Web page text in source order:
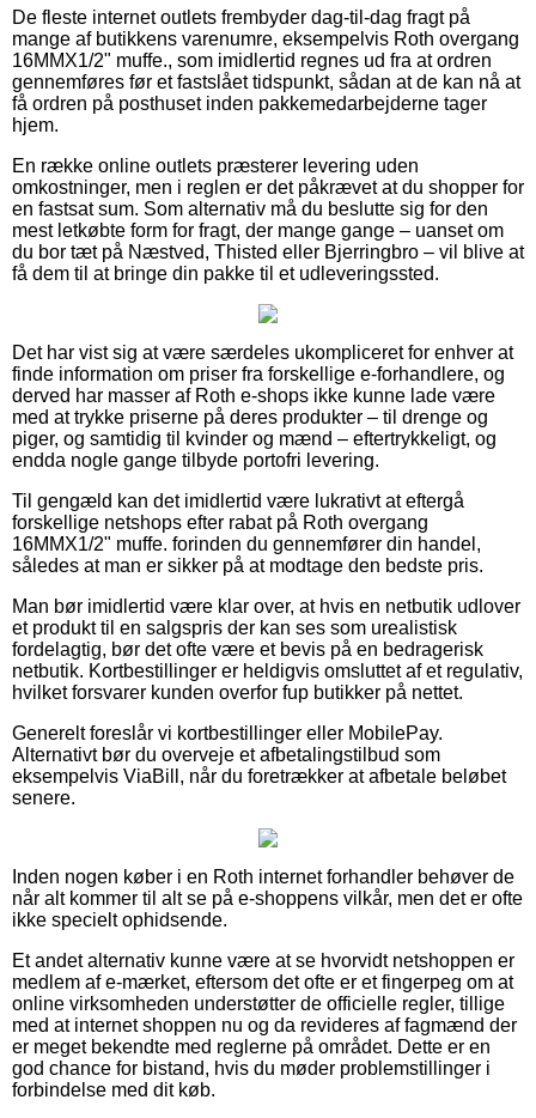
De fleste internet outlets frembyder dag-til-dag fragt på
mange af butikkens varenumre, eksempelvis Roth overgang
16MMX1/2" muffe., som imidlertid regnes ud fra at ordren
gennemføres før et fastslået tidspunkt, sådan at de kan nå at
få ordren på posthuset inden pakkemedarbejderne tager
hjem.
En række online outlets præsterer levering uden
omkostninger, men i reglen er det påkrævet at du shopper for
en fastsat sum. Som alternativ må du beslutte sig for den
mest letkøbte form for fragt, der mange gange – uanset om
du bor tæt på Næstved, Thisted eller Bjerringbro – vil blive at
få dem til at bringe din pakke til et udleveringssted.
Det har vist sig at være særdeles ukompliceret for enhver at
finde information om priser fra forskellige e-forhandlere, og
derved har masser af Roth e-shops ikke kunne lade være
med at trykke priserne på deres produkter – til drenge og
piger, og samtidig til kvinder og mænd – eftertrykkeligt, og
endda nogle gange tilbyde portofri levering.
Til gengæld kan det imidlertid være lukrativt at eftergå
forskellige netshops efter rabat på Roth overgang
16MMX1/2" muffe. forinden du gennemfører din handel,
således at man er sikker på at modtage den bedste pris.
Man bør imidlertid være klar over, at hvis en netbutik udlover
et produkt til en salgspris der kan ses som urealistisk
fordelagtig, bør det ofte være et bevis på en bedragerisk
netbutik. Kortbestillinger er heldigvis omsluttet af et regulativ,
hvilket forsvarer kunden overfor fup butikker på nettet.
Generelt foreslår vi kortbestillinger eller MobilePay.
Alternativt bør du overveje et afbetalingstilbud som
eksempelvis ViaBill, når du foretrækker at afbetale beløbet
senere.
Inden nogen køber i en Roth internet forhandler behøver de
når alt kommer til alt se på e-shoppens vilkår, men det er ofte
ikke specielt ophidsende.
Et andet alternativ kunne være at se hvorvidt netshoppen er
medlem af e-mærket, eftersom det ofte er et fingerpeg om at
online virksomheden understøtter de officielle regler, tillige
med at internet shoppen nu og da revideres af fagmænd der
er meget bekendte med reglerne på området. Dette er en
god chance for bistand, hvis du møder problemstillinger i
forbindelse med dit køb.